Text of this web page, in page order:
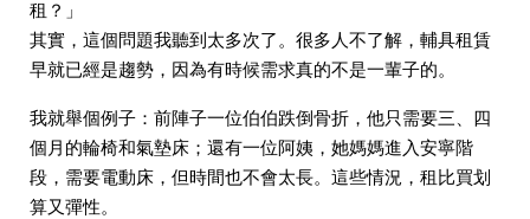
租？」
其實，這個問題我聽到太多次了。很多人不了解，輔具租賃
早就已經是趨勢，因為有時候需求真的不是一輩子的。
我就舉個例子：前陣子一位伯伯跌倒骨折，他只需要三、四
個月的輪椅和氣墊床；還有一位阿姨，她媽媽進入安寧階
段，需要電動床，但時間也不會太長。這些情況，租比買划
算又彈性。